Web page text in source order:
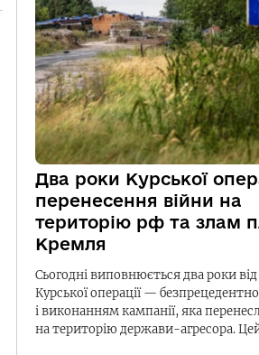
Два роки Курської
перенесення війни на
територію рф та злам
Кремля
Сьогодні виповнюється два роки
Курської операції —
і виконанням кампанії, яка
на територію держави-агресора.